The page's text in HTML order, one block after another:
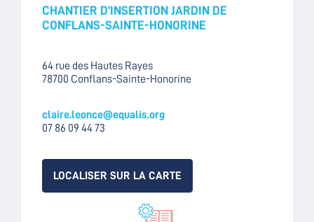
CHANTIER D’INSERTION JARDIN DE
CONFLANS-SAINTE-HONORINE
64 rue des Hautes Rayes
78700 Conflans-Sainte-Honorine
claire.leonce@equalis.org
07 86 09 44 73
LOCALISER SUR LA CARTE